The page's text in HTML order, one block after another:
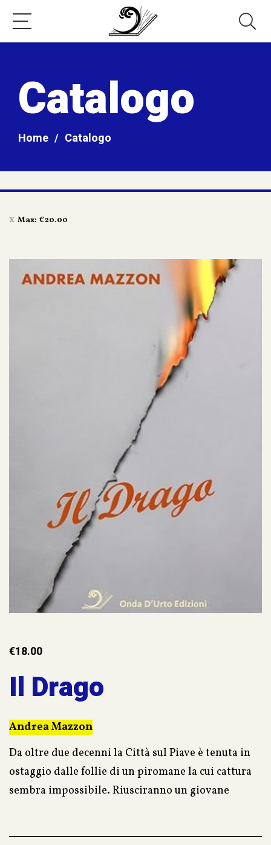
Catalogo
Home / Catalogo
Max: €20.00
Il Drago
€18.00
Andrea Mazzon
Da oltre due decenni la Città sul Piave è tenuta in
ostaggio dalle follie di un piromane la cui cattura
sembra impossibile. Riusciranno un giovane